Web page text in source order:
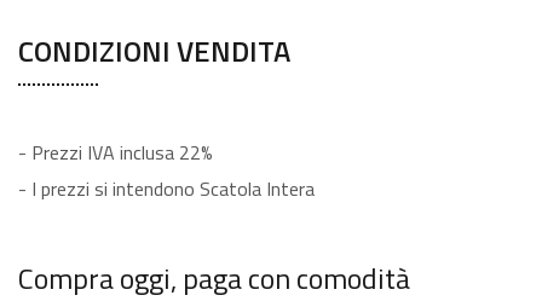
CONDIZIONI VENDITA
- Prezzi IVA inclusa 22%
- I prezzi si intendono Scatola Intera
Compra oggi, paga con comodità